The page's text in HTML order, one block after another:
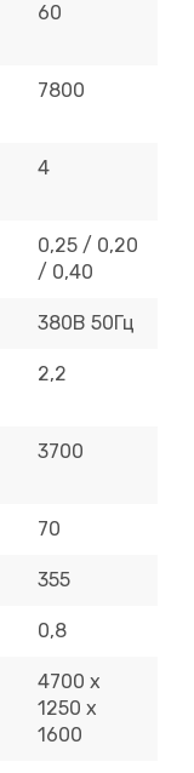
60
7800
4
0,25 / 0,20
/ 0,40
380В 50Гц
2,2
3700
70
355
0,8
4700 х
1250 х
1600